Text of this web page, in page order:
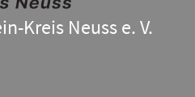
Kreis Neuss e. V.